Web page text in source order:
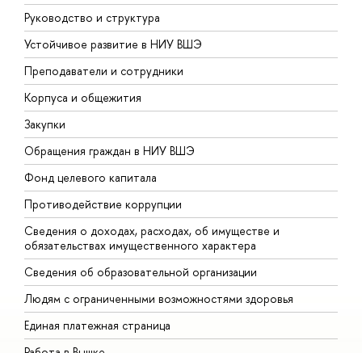
Руководство и структура
Устойчивое развитие в НИУ ВШЭ
Преподаватели и сотрудники
Корпуса и общежития
Закупки
Обращения граждан в НИУ ВШЭ
Фонд целевого капитала
Противодействие коррупции
Сведения о доходах, расходах, об имуществе и
обязательствах имущественного характера
Сведения об образовательной организации
Людям с ограниченными возможностями здоровья
Единая платежная страница